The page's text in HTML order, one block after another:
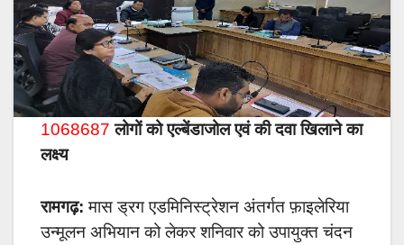
1068687 लोगों को एल्बेंडाजोल एवं की दवा खिलाने का
लक्ष्य
रामगढ़: मास ड्रग एडमिनिस्ट्रेशन अंतर्गत फ़ाइलेरिया
उन्मूलन अभियान को लेकर शनिवार को उपायुक्त चंदन